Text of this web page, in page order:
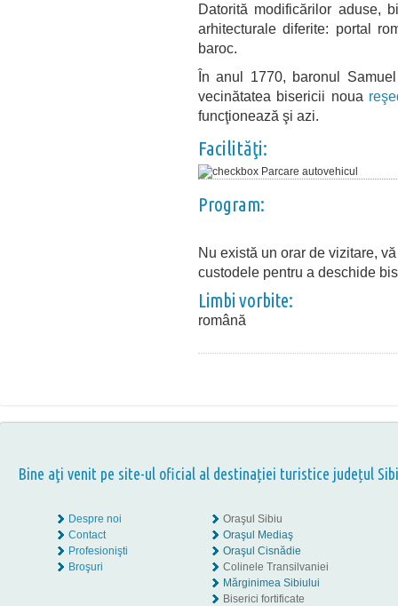
Datorită modificărilor aduse,
arhitecturale diferite: portal
baroc.
În anul 1770, baronul
vecinătatea bisericii noua
funcţionează şi azi.
Facilităţi:
Parcare autovehicul
Program:
Nu există un orar de vizitare,
custodele pentru a deschide
Limbi vorbite:
română
Bine aţi venit pe site-ul oficial al destinației turistice județul
Despre noi
Contact
Profesionişti
Broşuri
Oraşul Sibiu
Oraşul Mediaş
Oraşul Cisnădie
Colinele Transilvaniei
Mărginimea Sibiului
Biserici fortificate